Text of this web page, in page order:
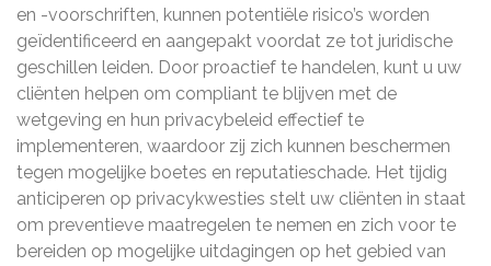
en -voorschriften, kunnen potentiële risico’s worden
geïdentificeerd en aangepakt voordat ze tot juridische
geschillen leiden. Door proactief te handelen, kunt u uw
cliënten helpen om compliant te blijven met de
wetgeving en hun privacybeleid effectief te
implementeren, waardoor zij zich kunnen beschermen
tegen mogelijke boetes en reputatieschade. Het tijdig
anticiperen op privacykwesties stelt uw cliënten in staat
om preventieve maatregelen te nemen en zich voor te
bereiden op mogelijke uitdagingen op het gebied van